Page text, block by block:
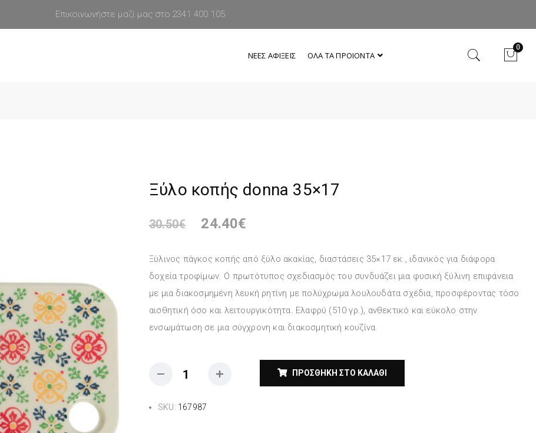
Επικοινωνήστε μαζί μας στο 2341 400 105
ΟΛΑ ΤΑ ΠΡΟΙΟΝΤΑ
ΝΕΕΣ ΑΦΙΞΕΙΣ
0
Ξύλο κοπής donna 35×17
30.50€ 24.40€
Ξύλινος πάγκος κοπής από ξύλο ακακίας, διαστάσεις 35×17 εκ., ιδανικός για διάφορα
δοχεία τροφίμων. Ο πρωτότυπος σχεδιασμός του συνδυάζει μια φυσική ξύλινη επιφάνεια
με μια διακοσμημένη λευκή ρητίνη με πολύχρωμα λουλουδάτα σχέδια, προσφέροντας τόσο
αισθητική όσο και λειτουργικότητα. Ελαφρύ (510 γρ.), ανθεκτικό και εύκολο στην
ενσωμάτωση σε μια σύγχρονη και διακοσμητική κουζίνα.
ΠΡΟΣΘΉΚΗ ΣΤΟ ΚΑΛΆΘΙ
SKU: 167987